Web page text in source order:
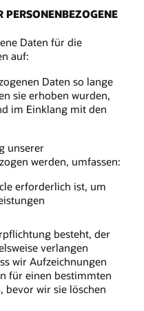
PERSONENBEZOGENE
Daten für die
auf:
Daten so lange
sie erhoben wurden,
im Einklang mit den
unserer
werden, umfassen:
erforderlich ist, um
besteht, der
verlangen
wir Aufzeichnungen
für einen bestimmten
bevor wir sie löschen